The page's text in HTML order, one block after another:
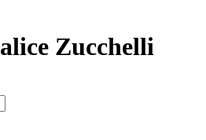
alice Zucchelli